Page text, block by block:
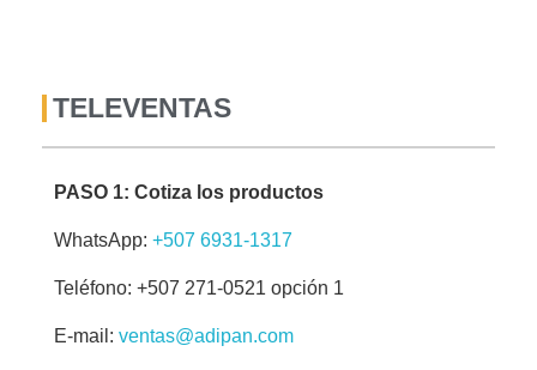
TELEVENTAS
PASO 1: Cotiza los productos
WhatsApp: +507 6931-1317
Teléfono: +507 271-0521 opción 1
E-mail: ventas@adipan.com